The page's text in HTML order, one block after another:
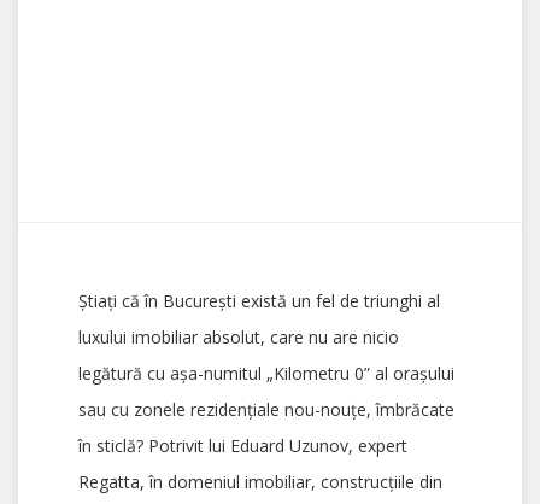
Știați că în București există un fel de triunghi al
luxului imobiliar absolut, care nu are nicio
legătură cu așa-numitul „Kilometru 0” al orașului
sau cu zonele rezidențiale nou-nouțe, îmbrăcate
în sticlă? Potrivit lui Eduard Uzunov, expert
Regatta, în domeniul imobiliar, construcțiile din